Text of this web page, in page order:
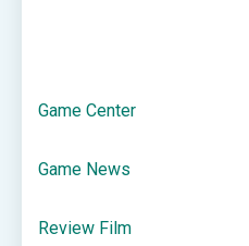
Game Center
Game News
Review Film